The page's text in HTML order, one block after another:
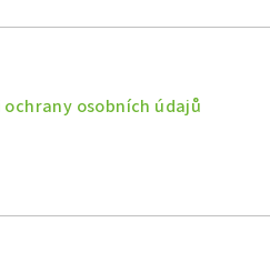
osobních údajů